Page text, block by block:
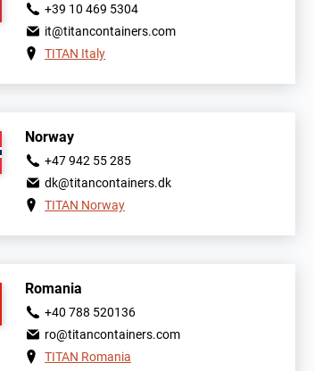
+39 10 469 5304
it@titancontainers.com
TITAN Italy
Norway
+47 942 55 285
dk@titancontainers.dk
TITAN Norway
Romania
+40 788 520136
ro@titancontainers.com
TITAN Romania